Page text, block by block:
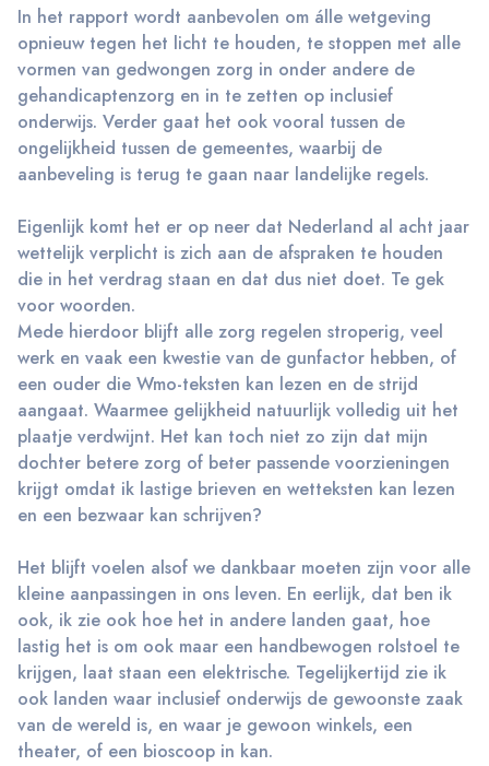
In het rapport wordt aanbevolen om álle wetgeving
opnieuw tegen het licht te houden, te stoppen met alle
vormen van gedwongen zorg in onder andere de
gehandicaptenzorg en in te zetten op inclusief
onderwijs. Verder gaat het ook vooral tussen de
ongelijkheid tussen de gemeentes, waarbij de
aanbeveling is terug te gaan naar landelijke regels.
Eigenlijk komt het er op neer dat Nederland al acht jaar
wettelijk verplicht is zich aan de afspraken te houden
die in het verdrag staan en dat dus niet doet. Te gek
voor woorden.
Mede hierdoor blijft alle zorg regelen stroperig, veel
werk en vaak een kwestie van de gunfactor hebben, of
een ouder die Wmo-teksten kan lezen en de strijd
aangaat. Waarmee gelijkheid natuurlijk volledig uit het
plaatje verdwijnt. Het kan toch niet zo zijn dat mijn
dochter betere zorg of beter passende voorzieningen
krijgt omdat ik lastige brieven en wetteksten kan lezen
en een bezwaar kan schrijven?
Het blijft voelen alsof we dankbaar moeten zijn voor alle
kleine aanpassingen in ons leven. En eerlijk, dat ben ik
ook, ik zie ook hoe het in andere landen gaat, hoe
lastig het is om ook maar een handbewogen rolstoel te
krijgen, laat staan een elektrische. Tegelijkertijd zie ik
ook landen waar inclusief onderwijs de gewoonste zaak
van de wereld is, en waar je gewoon winkels, een
theater, of een bioscoop in kan.